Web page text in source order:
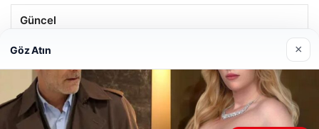
Güncel
Trabzonspor’da Mohamed Salah’ın Transferinde Görkemli
İmza Töreni: Taraftarlar Tarihi Ana Tanıklık Etti
Göz Atın ×